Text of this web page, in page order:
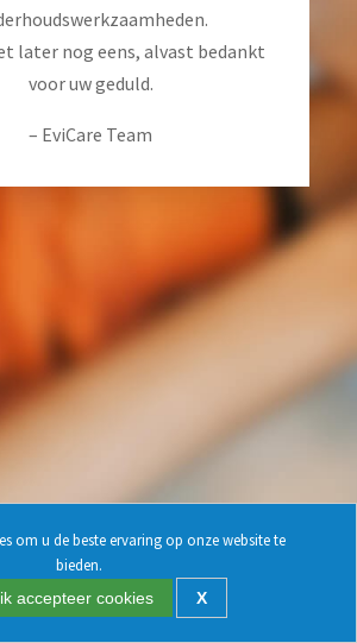
om u de beste ervaring op onze website te
bieden.
accepteer cookies
X
later nog eens, alvast bedankt
voor uw geduld.
– EviCare Team